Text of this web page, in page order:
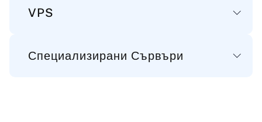
Дисково пространство
VPS
Специализирани Сървъри